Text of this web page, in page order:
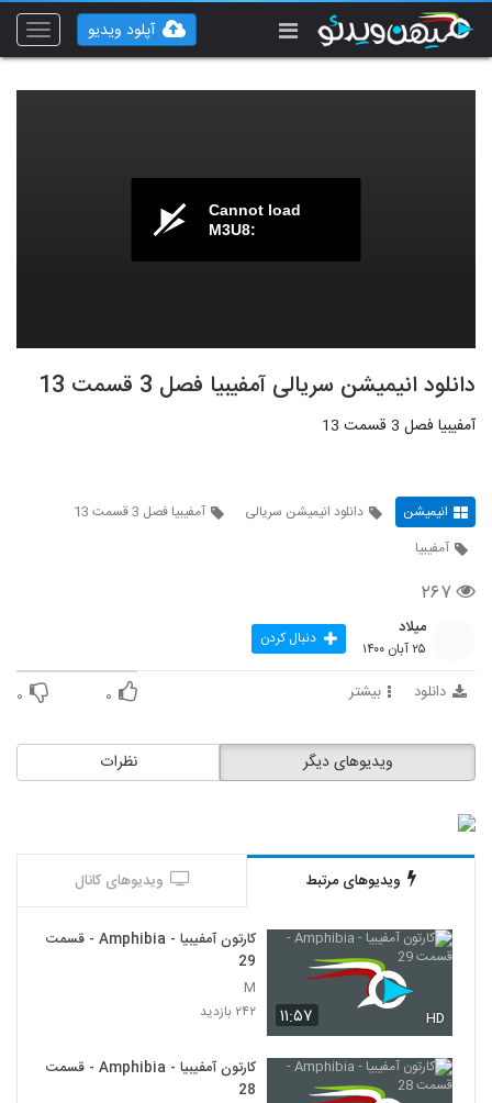
Toggle
آپلود ویدیو
Cannot load
M3U8:
دانلود انیمیشن سریالی آمفیبیا فصل 3 قسمت 13
آمفیبیا فصل 3 قسمت 13
انیمیشن دانلود انیمیشن سریالی
آمفیبیا فصل 3 قسمت 13
آمفیبیا
۲۶۷
میلاد
۲۵ آبان ۱۴۰۰ دنبال کردن
دانلود بیشتر ۰ ۰
نظرات ویدیوهای دیگر
ویدیوهای مرتبط ویدیوهای کانال
۱۱:۵۷ HD
کارتون آمفیبیا - Amphibia - قسمت
29
M
۲۴۲ بازدید
کارتون آمفیبیا - Amphibia - قسمت
28